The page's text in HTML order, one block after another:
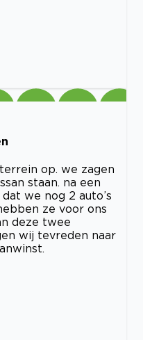
op. we zagen
staan. na een
we nog 2 auto’s
ze voor ons
deze twee
wij tevreden naar